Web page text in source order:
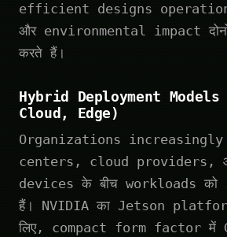
efficient designs
और environmental impact
करते हैं।
Hybrid Deployment Models
Cloud, Edge)
Organizations increasingly
centers, cloud providers,
devices के बीच workloads को
हैं। NVIDIA का Jetson
लिए, compact form factor में